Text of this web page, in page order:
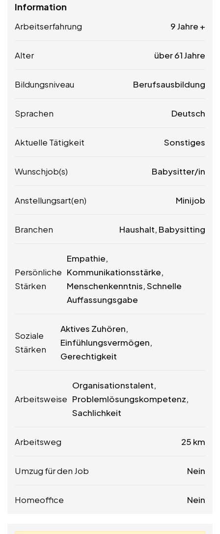
Information
Arbeitserfahrung 9 Jahre +
Alter über 61 Jahre
Bildungsniveau Berufsausbildung
Sprachen Deutsch
Aktuelle Tätigkeit Sonstiges
Wunschjob(s) Babysitter/in
Anstellungsart(en) Minijob
Branchen Haushalt, Babysitting
Persönliche
Stärken
Empathie,
Kommunikationsstärke,
Menschenkenntnis, Schnelle
Auffassungsgabe
Soziale
Stärken
Aktives Zuhören,
Einfühlungsvermögen,
Gerechtigkeit
Arbeitsweise
Organisationstalent,
Problemlösungskompetenz,
Sachlichkeit
Arbeitsweg 25 km
Umzug für den Job Nein
Homeoffice Nein